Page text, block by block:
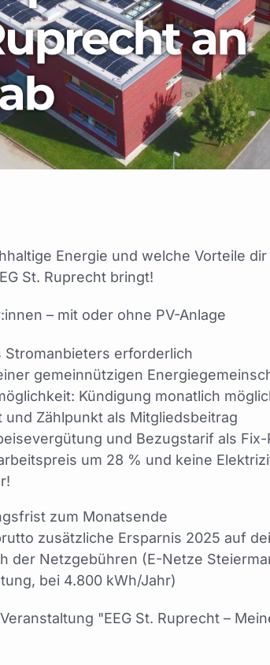
Energie und welche Vorteile dir
St. Ruprecht bringt!
– mit oder ohne PV-Anlage
Stromanbieters erforderlich
gemeinnützigen
Kündigung monatlich
und Zählpunkt als Mitgliedsbeitrag
und Bezugstarif als
um 28 % und keine
zum Monatsende
zusätzliche Ersparnis 2025 auf
der Netzgebühren (E-Netze
bei 4.800 kWh/Jahr)
"EEG St. Ruprecht –